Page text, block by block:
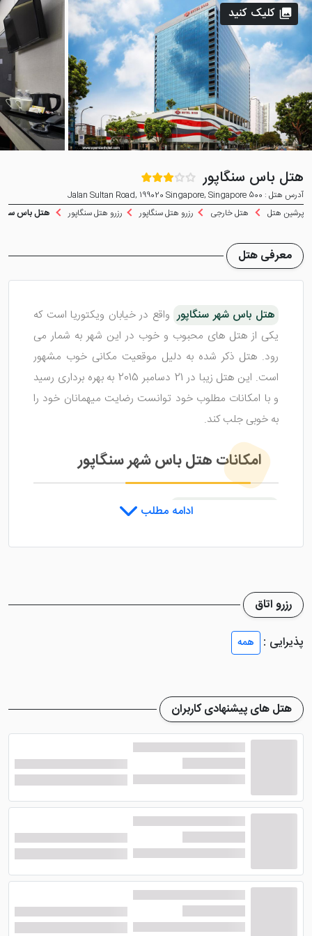
هتل باس سنگاپور
آدرس هتل : 500 Jalan Sultan Road, 199020 Singapore, Singapore
پرشین هتل
هتل خارجی رزرو هتل سنگاپور رزرو هتل سنگاپور هتل باس
کلیک کنید
معرفی هتل
هتل باس شهر سنگاپور واقع در خیابان ویکتوریا است که
یکی از هتل های محبوب و خوب در این شهر به شمار می
رود. هتل ذکر شده به دلیل موقعیت مکانی خوب مشهور
است. این هتل زیبا در 21 دسامبر 2015 به بهره برداری رسید
و با امکانات مطلوب خود توانست رضایت میهمانان خود را
به خوبی جلب کند.
امکانات هتل باس شهر سنگاپور
هتل باس شهر سنگاپور دارای یک استخر روباز است که
خوب دیگری نظیر زمین بازی کودکان و پذیرش 24 ساعته را
عضلات و پرورش آن ها بهترین مکان هتل است. میهمانان
می توانند برای صرافی، ترتیب تور و ذخیره سازی چمدان به
پذیرش هتل مراجعه نمایند.
هتل باس شهر سنگاپور
غیر سیگاری بوده و اتاق های خانوادگی برای گردشگران پر
جمعیت مهیا می باشد. از دیگر امکاناتی که در این هتل ارائه
می شود می توان به دستگاه خودپرداز، خدمات رفت و
برگشت فرودگاهی، روم سرویس، لاندری و ... اشاره کرد.
اتاق و رستوران هتل باس شهر سنگاپور
اتاق های دنج و زیبای
خود را با طراحی مدرنی مهیای میهمانان کرده تا آرامش و
رفاه داشته باشند. کلیه ی اتاق های هتل مجهز به سیستم
تهویه مطبوع، تلویزیون صفحه تخت، کتری برقی، حمام
اختصاصی شامل امکانات دوش، سشوار، دمپایی، ملزومات
ادامه مطلب
رزرو اتاق
پذیرایی :
همه
هتل های پیشنهادی کاربران